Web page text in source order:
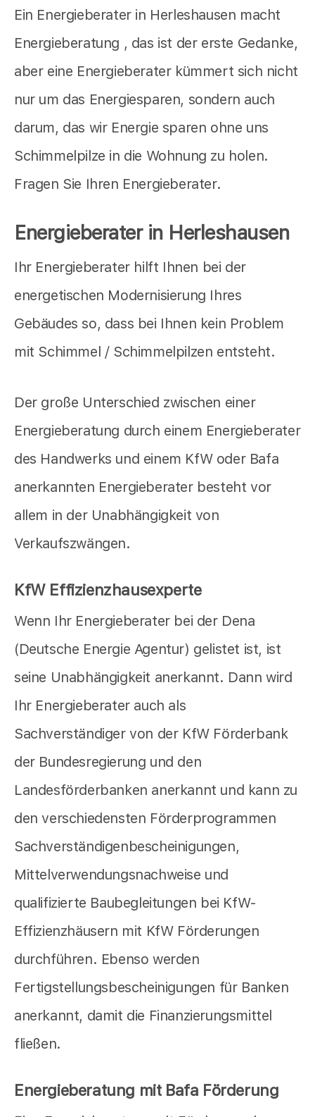
Ein Energieberater in Herleshausen macht
Energieberatung , das ist der erste Gedanke,
aber eine Energieberater kümmert sich nicht
nur um das Energiesparen, sondern auch
darum, das wir Energie sparen ohne uns
Schimmelpilze in die Wohnung zu holen.
Fragen Sie Ihren Energieberater.
Energieberater in Herleshausen
Ihr Energieberater hilft Ihnen bei der
energetischen Modernisierung Ihres
Gebäudes so, dass bei Ihnen kein Problem
mit Schimmel / Schimmelpilzen entsteht.
Der große Unterschied zwischen einer
Energieberatung durch einem Energieberater
des Handwerks und einem KfW oder Bafa
anerkannten Energieberater besteht vor
allem in der Unabhängigkeit von
Verkaufszwängen.
KfW Effizienzhausexperte
Wenn Ihr Energieberater bei der Dena
(Deutsche Energie Agentur) gelistet ist, ist
seine Unabhängigkeit anerkannt. Dann wird
Ihr Energieberater auch als
Sachverständiger von der KfW Förderbank
der Bundesregierung und den
Landesförderbanken anerkannt und kann zu
den verschiedensten Förderprogrammen
Sachverständigenbescheinigungen,
Mittelverwendungsnachweise und
qualifizierte Baubegleitungen bei KfW-
Effizienzhäusern mit KfW Förderungen
durchführen. Ebenso werden
Fertigstellungsbescheinigungen für Banken
anerkannt, damit die Finanzierungsmittel
fließen.
Energieberatung mit Bafa Förderung